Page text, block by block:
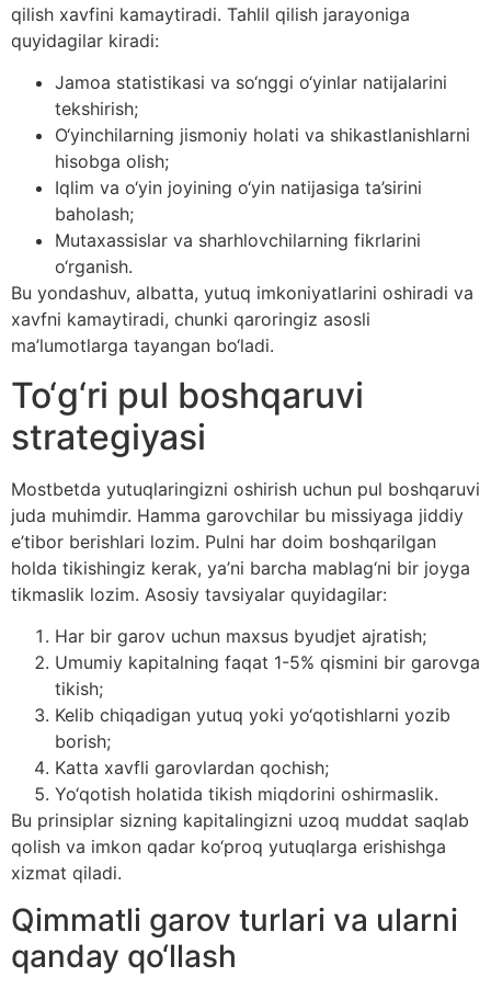
qilish xavfini kamaytiradi. Tahlil qilish jarayoniga
quyidagilar kiradi:
Jamoa statistikasi va so‘nggi o‘yinlar natijalarini
tekshirish;
O‘yinchilarning jismoniy holati va shikastlanishlarni
hisobga olish;
Iqlim va o‘yin joyining o‘yin natijasiga ta’sirini
baholash;
Mutaxassislar va sharhlovchilarning fikrlarini
o‘rganish.
Bu yondashuv, albatta, yutuq imkoniyatlarini oshiradi va
xavfni kamaytiradi, chunki qaroringiz asosli
ma’lumotlarga tayangan bo‘ladi.
To‘g‘ri pul boshqaruvi
strategiyasi
Mostbetda yutuqlaringizni oshirish uchun pul boshqaruvi
juda muhimdir. Hamma garovchilar bu missiyaga jiddiy
e’tibor berishlari lozim. Pulni har doim boshqarilgan
holda tikishingiz kerak, ya’ni barcha mablag‘ni bir joyga
tikmaslik lozim. Asosiy tavsiyalar quyidagilar:
Har bir garov uchun maxsus byudjet ajratish;
Umumiy kapitalning faqat 1-5% qismini bir garovga
tikish;
Kelib chiqadigan yutuq yoki yo‘qotishlarni yozib
borish;
Katta xavfli garovlardan qochish;
Yo‘qotish holatida tikish miqdorini oshirmaslik.
Bu prinsiplar sizning kapitalingizni uzoq muddat saqlab
qolish va imkon qadar ko‘proq yutuqlarga erishishga
xizmat qiladi.
Qimmatli garov turlari va ularni
qanday qo‘llash